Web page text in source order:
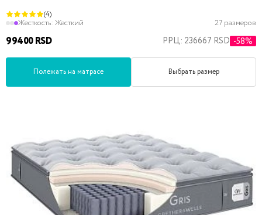
(4)
Жесткость: Жесткий 27 размеров
99400 RSD РРЦ: 236667 RSD -58%
Полежать на матрасе Выбрать размер